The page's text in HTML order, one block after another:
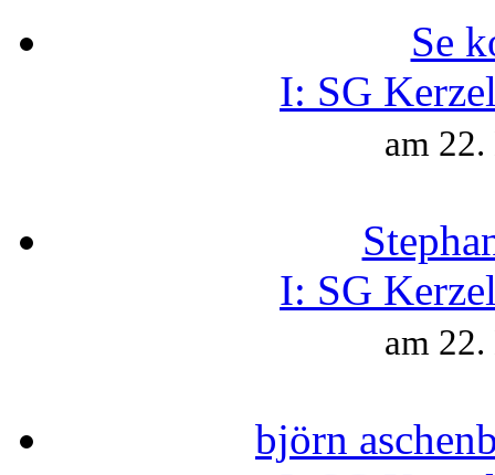
Se
I: SG
am
I: SG
am
björn